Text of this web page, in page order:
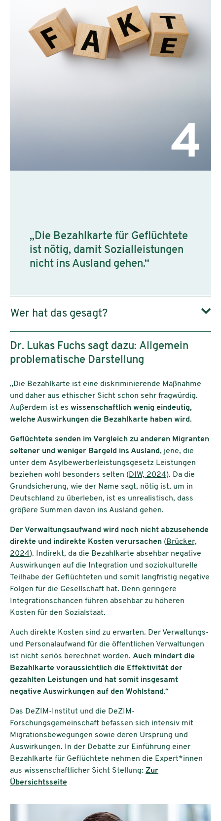
„Die Bezahlkarte für Geflüchtete
ist nötig, damit Sozialleistungen
nicht ins Ausland gehen.“
Wer hat das gesagt?
Dr. Lukas Fuchs sagt dazu: Allgemein
problematische Darstellung
„Die Bezahlkarte ist eine diskriminierende Maßnahme
und daher aus ethischer Sicht schon sehr fragwürdig.
Außerdem ist es wissenschaftlich wenig eindeutig,
welche Auswirkungen die Bezahlkarte haben wird.
Geflüchtete senden im Vergleich zu anderen Migranten
seltener und weniger Bargeld ins Ausland, jene, die
unter dem Asylbewerberleistungsgesetz Leistungen
beziehen wohl besonders selten ( DIW, 2024). Da die
Grundsicherung, wie der Name sagt, nötig ist, um in
Deutschland zu überleben, ist es unrealistisch, dass
größere Summen davon ins Ausland gehen.
Der Verwaltungsaufwand wird noch nicht abzusehende
direkte und indirekte Kosten verursachen ( Brücker,
2024). Indirekt, da die Bezahlkarte absehbar negative
Auswirkungen auf die Integration und soziokulturelle
Teilhabe der Geflüchteten und somit langfristig negative
Folgen für die Gesellschaft hat. Denn geringere
Integrationschancen führen absehbar zu höheren
Kosten für den Sozialstaat.
Auch direkte Kosten sind zu erwarten. Der Verwaltungs-
und Personalaufwand für die öffentlichen Verwaltungen
ist nicht seriös berechnet worden. Auch mindert die
Bezahlkarte voraussichtlich die Effektivität der
gezahlten Leistungen und hat somit insgesamt
negative Auswirkungen auf den Wohlstand.“
Das DeZIM-Institut und die DeZIM-
Forschungsgemeinschaft befassen sich intensiv mit
Migrationsbewegungen sowie deren Ursprung und
Auswirkungen. In der Debatte zur Einführung einer
Bezahlkarte für Geflüchtete nehmen die Expert*innen
aus wissenschaftlicher Sicht Stellung: Zur
Übersichtsseite